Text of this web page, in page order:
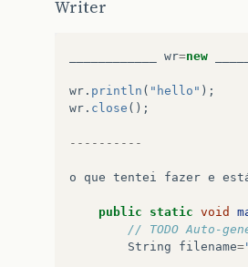
Writer
wr=new
wr . println ( "hello" );
wr . close ();
----------
o que tentei fazer e
public static void
// TODO Auto-
String
filename=